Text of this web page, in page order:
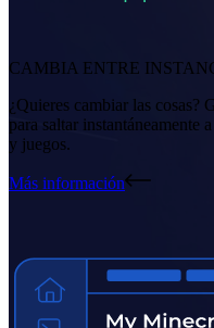
CAMBIA ENTRE
¿Quieres cambiar las cosas?
para saltar instantáneamente
y juegos.
Más información